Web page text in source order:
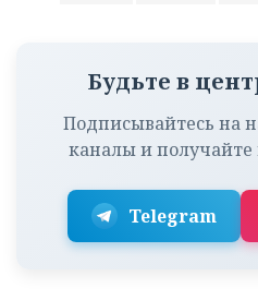
Будьте в
Подписывайтесь на
каналы и
Telegram